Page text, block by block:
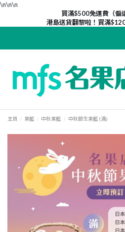
\n\n\n
買滿$500免運費（偏
港島送貨翻黎啦！買滿
主頁 果籃 中秋果籃 中秋節生果籃 (滿)